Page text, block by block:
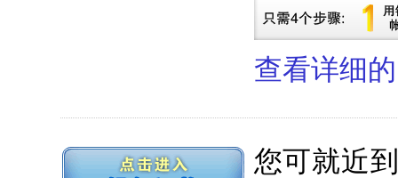
查看详细
您可就近